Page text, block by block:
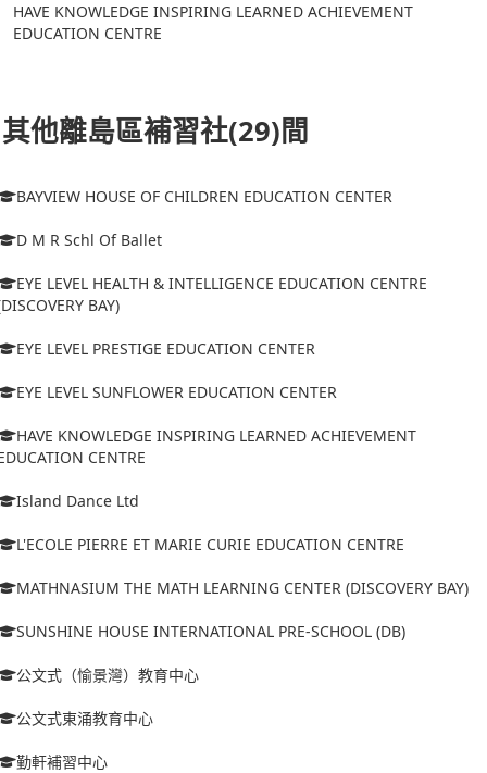
HAVE KNOWLEDGE INSPIRING LEARNED ACHIEVEMENT
EDUCATION CENTRE
其他離島區補習社(29)間
BAYVIEW HOUSE OF CHILDREN EDUCATION CENTER
D M R Schl Of Ballet
EYE LEVEL HEALTH & INTELLIGENCE EDUCATION CENTRE
BAY)
EYE LEVEL PRESTIGE EDUCATION CENTER
EYE LEVEL SUNFLOWER EDUCATION CENTER
HAVE KNOWLEDGE INSPIRING LEARNED ACHIEVEMENT
CENTRE
Island Dance Ltd
L'ECOLE PIERRE ET MARIE CURIE EDUCATION CENTRE
MATHNASIUM THE MATH LEARNING CENTER (DISCOVERY BAY)
SUNSHINE HOUSE INTERNATIONAL PRE-SCHOOL (DB)
公文式（愉景灣）教育中心
公文式東涌教育中心
勤軒補習中心